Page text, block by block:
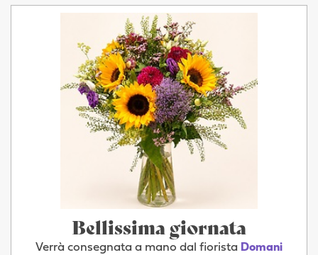
Bellissima giornata
Verrà consegnata a mano dal fiorista Domani